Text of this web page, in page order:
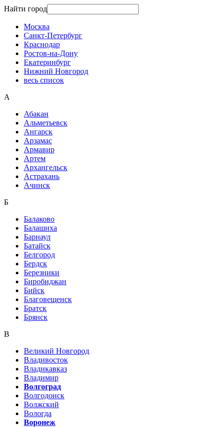
Найти город
Москва
Санкт-Петербург
Краснодар
Ростов-на-Дону
Екатеринбург
Нижний Новгород
весь список
А
Абакан
Альметьевск
Ангарск
Арзамас
Армавир
Артем
Архангельск
Астрахань
Ачинск
Б
Балаково
Балашиха
Барнаул
Батайск
Белгород
Бердск
Березники
Биробиджан
Бийск
Благовещенск
Братск
Брянск
В
Великий Новгород
Владивосток
Владикавказ
Владимир
Волгоград
Волгодонск
Волжский
Вологда
Воронеж